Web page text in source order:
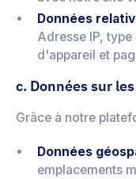
Données
Adresse IP,
d'appareil et
c. Données sur
Grâce à notre
Données
emplacements